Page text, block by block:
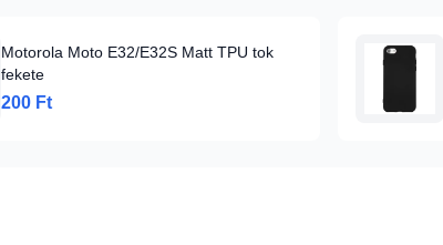
Motorola Moto E32/E32S Matt TPU tok
fekete
200 Ft